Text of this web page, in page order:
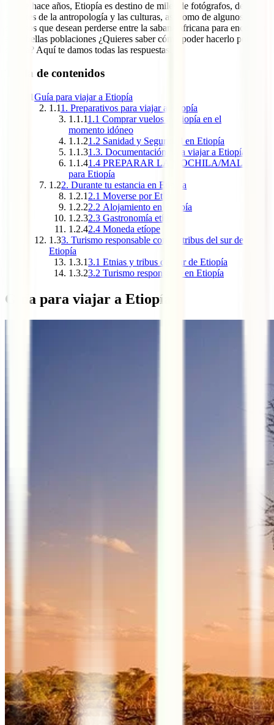
Desde hace años, Etiopía es destino de miles de fotógrafos, de
amantes de la antropología y las culturas, así como de algunos
curiosos que desean perderse entre la sabana africana para encontrar
estas bellas poblaciones ¿Quieres saber cómo poder hacerlo por tu
cuenta? Aquí te damos todas las respuestas.
Tabla de contenidos
1Guía para viajar a Etiopía
1.11. Preparativos para viajar a Etiopía
1.1.11.1 Comprar vuelos a Etiopía en el
momento idóneo
1.1.21.2 Sanidad y Seguridad en Etiopía
1.1.31.3. Documentación para viajar a Etiopía
1.1.41.4 PREPARAR LA MOCHILA/MALETA
para Etiopía
1.22. Durante tu estancia en Etiopía
1.2.1 2.1 Moverse por Etiopía
1.2.22.2 Alojamiento en Etiopía
1.2.32.3 Gastronomía etíope
1.2.42.4 Moneda etíope
1.33. Turismo responsable con las tribus del sur de
Etiopía
1.3.13.1 Etnias y tribus del sur de Etiopía
1.3.23.2 Turismo responsable en Etiopía
Guía para viajar a Etiopía